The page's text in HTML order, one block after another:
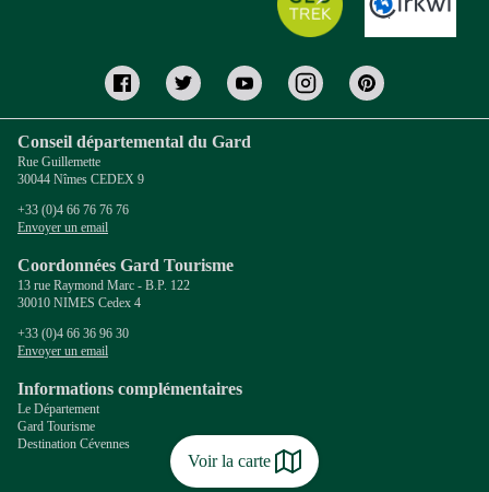
Voir la carte
Conseil départemental du Gard
Rue Guillemette
30044 Nîmes CEDEX 9
+33 (0)4 66 76 76 76
Envoyer un email
Coordonnées Gard Tourisme
13 rue Raymond Marc - B.P. 122
30010 NIMES Cedex 4
+33 (0)4 66 36 96 30
Envoyer un email
Informations complémentaires
Le Département
Gard Tourisme
Destination Cévennes